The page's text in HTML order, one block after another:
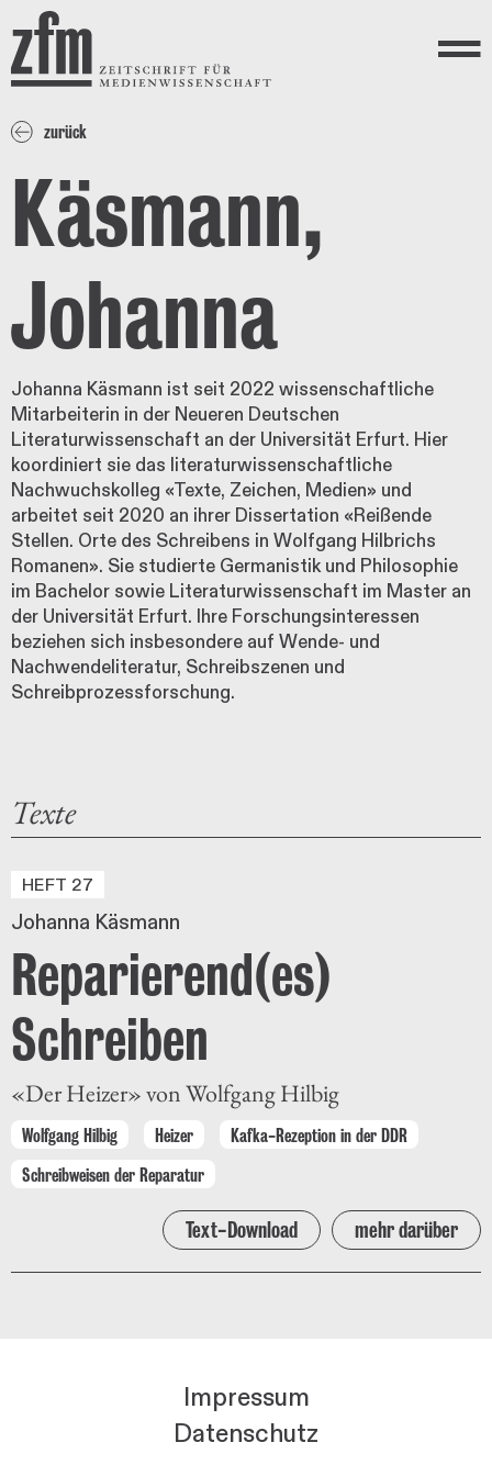
Direkt zum Inhalt
ZEITSCHRIFT FÜR
MEDIENWISSENSCHAFT
Menü
zurück
Käsmann,
Johanna
Johanna Käsmann ist seit 2022 wissenschaftliche
Mitarbeiterin in der Neueren Deutschen
Literaturwissenschaft an der Universität Erfurt. Hier
koordiniert sie das literaturwissenschaftliche
Nachwuchskolleg «Texte, Zeichen, Medien» und
arbeitet seit 2020 an ihrer Dissertation «Reißende
Stellen. Orte des Schreibens in Wolfgang Hilbrichs
Romanen». Sie studierte Germanistik und Philosophie
im Bachelor sowie Literaturwissenschaft im Master an
der Universität Erfurt. Ihre Forschungsinteressen
beziehen sich insbesondere auf Wende- und
Nachwendeliteratur, Schreibszenen und
Schreibprozessforschung.
Texte
HEFT 27
Johanna Käsmann
Reparierend(es)
Schreiben
«Der Heizer» von Wolfgang Hilbig
Wolfgang Hilbig Heizer
Kafka-Rezeption in der DDR
Schreibweisen der Reparatur
Text-Download mehr darüber
Impressum
Datenschutz